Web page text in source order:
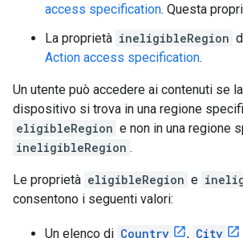
access specification. Questa
La proprietà ineligibleRegion
Action access specification.
Un utente può accedere ai contenuti se
dispositivo si trova in una regione
eligibleRegion e non in una regione
ineligibleRegion .
Le proprietà eligibleRegion e
consentono i seguenti valori:
Un elenco di Country , City